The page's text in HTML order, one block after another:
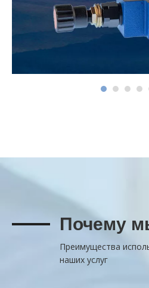
Почему
Преимущества
наших услуг